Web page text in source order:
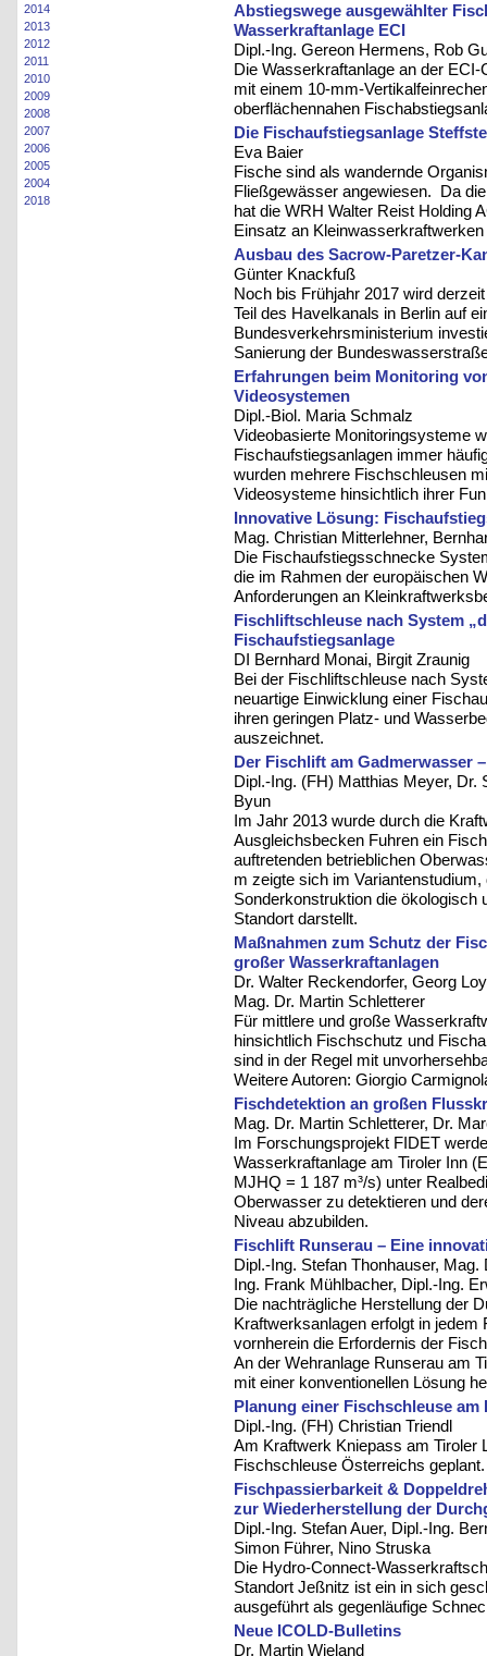
2014
2013
2012
2011
2010
2009
2008
2007
2006
2005
2004
2018
Abstiegswege ausgewählter
Wasserkraftanlage ECI
Dipl.-Ing. Gereon Hermens, Rob
Die Wasserkraftanlage an der
mit einem 10-mm-
oberflächennahen
Die Fischaufstiegsanlage
Eva Baier
Fische sind als wandernde
Fließgewässer angewiesen. Da
hat die WRH Walter Reist Holding
Einsatz an
Ausbau des Sacrow-Paretzer-
Günter Knackfuß
Noch bis Frühjahr 2017 wird
Teil des Havelkanals in Berlin auf
Bundesverkehrsministerium
Sanierung der
Erfahrungen beim Monitoring
Videosystemen
Dipl.-Biol. Maria Schmalz
Videobasierte Monitoringsysteme
Fischaufstiegsanlagen immer
wurden mehrere Fischschleusen
Videosysteme hinsichtlich ihrer
Innovative Lösung:
Mag. Christian Mitterlehner,
Die Fischaufstiegsschnecke
die im Rahmen der europäischen
Anforderungen an
Fischliftschleuse nach System
Fischaufstiegsanlage
DI Bernhard Monai, Birgit Zraunig
Bei der Fischliftschleuse nach
neuartige Einwicklung einer
ihren geringen Platz- und
auszeichnet.
Der Fischlift am Gadmerwasser
Dipl.-Ing. (FH) Matthias Meyer, Dr.
Byun
Im Jahr 2013 wurde durch die
Ausgleichsbecken Fuhren ein
auftretenden betrieblichen
m zeigte sich im
Sonderkonstruktion die ökologisch
Standort darstellt.
Maßnahmen zum Schutz der
großer Wasserkraftanlagen
Dr. Walter Reckendorfer, Georg
Mag. Dr. Martin Schletterer
Für mittlere und große
hinsichtlich Fischschutz und
sind in der Regel mit
Weitere Autoren: Giorgio
Fischdetektion an großen
Mag. Dr. Martin Schletterer, Dr.
Im Forschungsprojekt FIDET
Wasserkraftanlage am Tiroler Inn
MJHQ = 1 187 m³/s) unter
Oberwasser zu detektieren und
Niveau abzubilden.
Fischlift Runserau – Eine
Dipl.-Ing. Stefan Thonhauser,
Ing. Frank Mühlbacher, Dipl.-Ing.
Die nachträgliche Herstellung der
Kraftwerksanlagen erfolgt in
vornherein die Erfordernis der
An der Wehranlage Runserau am
mit einer konventionellen Lösung
Planung einer Fischschleuse
Dipl.-Ing. (FH) Christian Triendl
Am Kraftwerk Kniepass am Tiroler
Fischschleuse Österreichs geplant.
Fischpassierbarkeit &
zur Wiederherstellung der
Dipl.-Ing. Stefan Auer, Dipl.-Ing.
Simon Führer, Nino Struska
Die Hydro-Connect-
Standort Jeßnitz ist ein in sich
ausgeführt als gegenläufige
Neue ICOLD-Bulletins
Dr. Martin Wieland